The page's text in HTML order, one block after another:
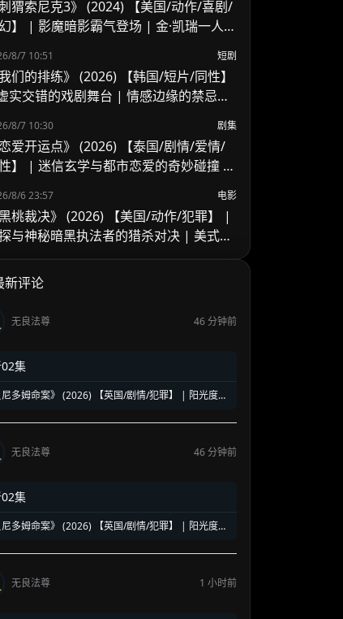
刺猬索尼克3》 (2024) 【美国/动作/喜剧/
】 | 影魔暗影霸气登场 | 金·凯瑞一人分
8/7 10:51 短剧
我们的排练》 (2026) 【韩国/短片/同性】
实交错的戏剧舞台 | 情感边缘的禁忌试
8/7 10:30 剧集
恋爱开运点》 (2026) 【泰国/剧情/爱情/
】 | 迷信玄学与都市恋爱的奇妙碰撞 |
8/6 23:57 电影
黑桃裁决》 (2026) 【美国/动作/犯罪】 |
与神秘暗黑执法者的猎杀对决 | 美式B
评论
无良法尊 46 分钟前
集
尼多姆命案》 (2026) 【英国/剧情/犯罪】 | 阳光度假
无良法尊 46 分钟前
集
尼多姆命案》 (2026) 【英国/剧情/犯罪】 | 阳光度假
无良法尊 1 小时前